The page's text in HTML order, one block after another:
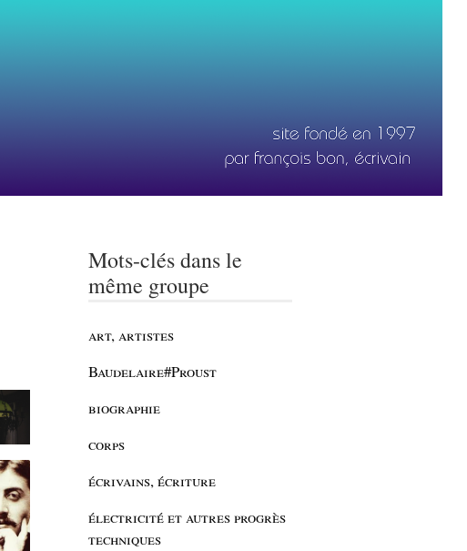
Mots-clés dans le
même groupe
art, artistes
Baudelaire#Proust
biographie
corps
écrivains, écriture
électricité et autres progrès
techniques